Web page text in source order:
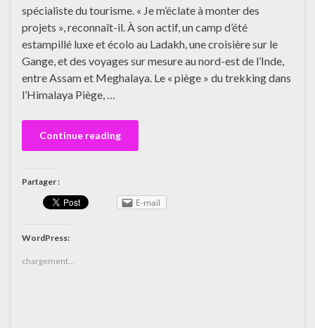
spécialiste du tourisme. « Je m’éclate à monter des
projets », reconnaît-il. À son actif, un camp d’été
estampillé luxe et écolo au Ladakh, une croisière sur le
Gange, et des voyages sur mesure au nord-est de l’Inde,
entre Assam et Meghalaya. Le « piège » du trekking dans
l’Himalaya Piège, …
Continue reading
Partager :
E-mail
WordPress:
chargement…